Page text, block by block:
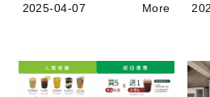
2025-04-07 More